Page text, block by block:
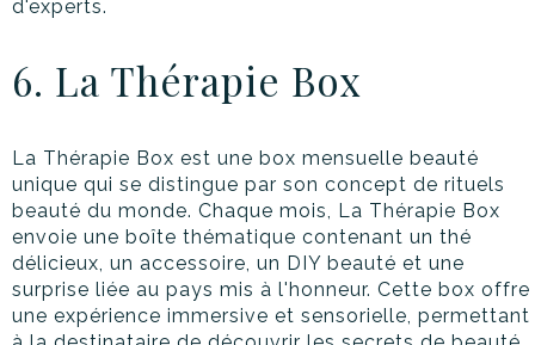
d'experts.
6. La Thérapie Box
La Thérapie Box est une box mensuelle beauté
unique qui se distingue par son concept de rituels
beauté du monde. Chaque mois, La Thérapie Box
envoie une boîte thématique contenant un thé
délicieux, un accessoire, un DIY beauté et une
surprise liée au pays mis à l'honneur. Cette box offre
une expérience immersive et sensorielle, permettant